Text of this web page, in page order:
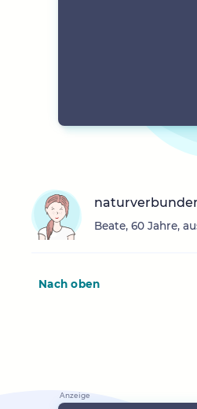
Beate, 60 Jahre,
Nach oben